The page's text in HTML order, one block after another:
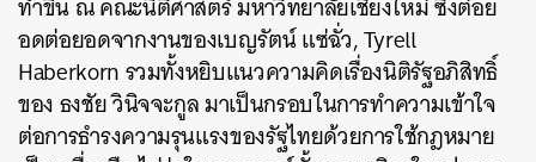
อดต่อยอดจากงานของเบญรัตน์ แซ่ฉั่ว, Tyrell
Haberkorn รวมทั้งหยิบแนวความคิดเรื่องนิติรัฐอภิสิทธิ์
ของ ธงชัย วินิจจะกูล มาเป็นกรอบในการทำความเข้าใจ
ต่อการธำรงความรุนแรงของรัฐไทยด้วยการใช้กฎหมาย